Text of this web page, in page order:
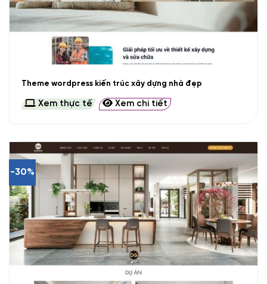
Theme wordpress kiến trúc xây dựng nhà đẹp
Xem thực tế Xem chi tiết
-30%